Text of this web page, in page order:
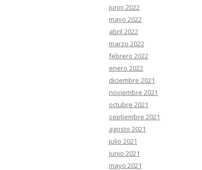
junio 2022
mayo 2022
abril 2022
marzo 2022
febrero 2022
enero 2022
diciembre 2021
noviembre 2021
octubre 2021
septiembre 2021
agosto 2021
julio 2021
junio 2021
mayo 2021